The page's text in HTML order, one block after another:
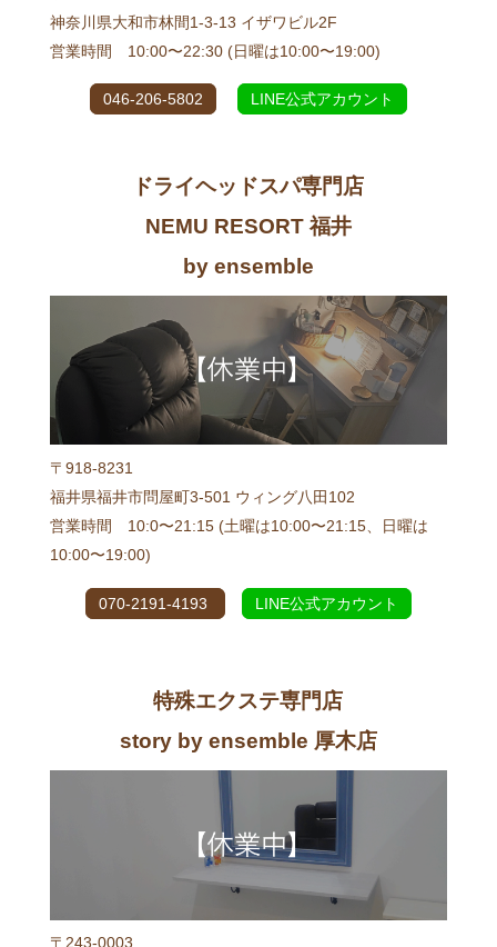
神奈川県大和市林間1-3-13 イザワビル2F
営業時間 10:00〜22:30 (日曜は10:00〜19:00)
046-206-5802 LINE公式アカウント
ドライヘッドスパ専門店
NEMU RESORT 福井
by ensemble
〒918-8231
福井県福井市問屋町3-501 ウィング八田102
営業時間 10:0〜21:15 (土曜は10:00〜21:15、日曜は
10:00〜19:00)
070-2191-4193 LINE公式アカウント
特殊エクステ専門店
story by ensemble 厚木店
〒243-0003